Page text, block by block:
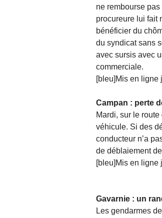
ne rembourse
procureure lui fait
bénéficier du
du syndicat sans
avec sursis avec
commerciale.
[bleu]Mis en ligne
Campan : perte
Mardi, sur le
véhicule. Si des
conducteur n’a
de déblaiement
[bleu]Mis en ligne
Gavarnie : un
Les gendarmes